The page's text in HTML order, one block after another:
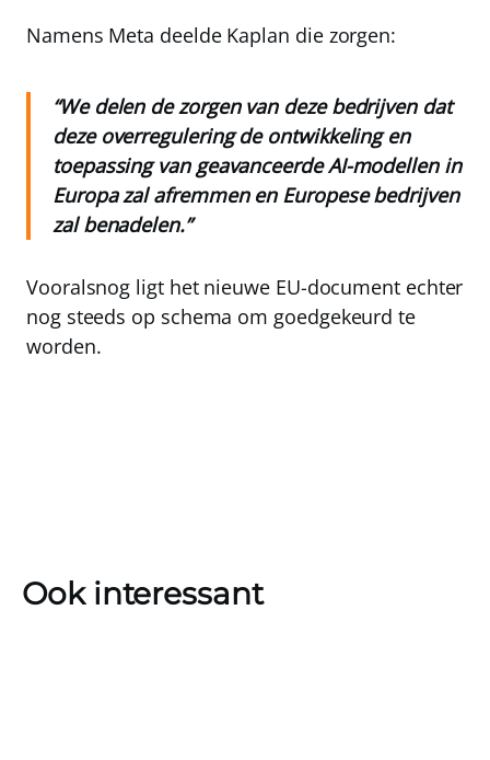
Namens Meta deelde Kaplan die zorgen:
“We delen de zorgen van deze bedrijven dat
deze overregulering de ontwikkeling en
toepassing van geavanceerde AI-modellen in
Europa zal afremmen en Europese bedrijven
zal benadelen.”
Vooralsnog ligt het nieuwe EU-document echter
nog steeds op schema om goedgekeurd te
worden.
Ook interessant